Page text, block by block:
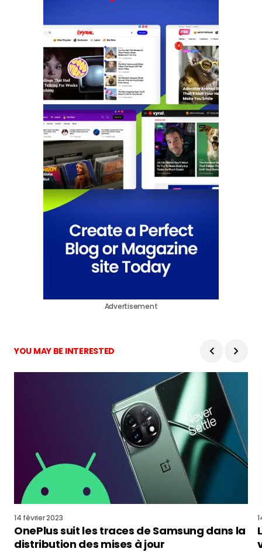
Advertisement
YOU MAY BE INTERESTED
14 février 2023
OnePlus suit les traces de Samsung dans la
distribution des mises à jour